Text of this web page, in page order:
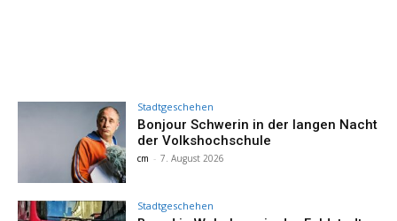
Stadtgeschehen
Bonjour Schwerin in der langen Nacht
der Volkshochschule
cm - 7. August 2026
Stadtgeschehen